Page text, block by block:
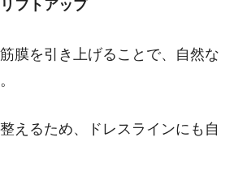
フトアップ
膜を引き上げることで、自然な
えるため、ドレスラインにも自